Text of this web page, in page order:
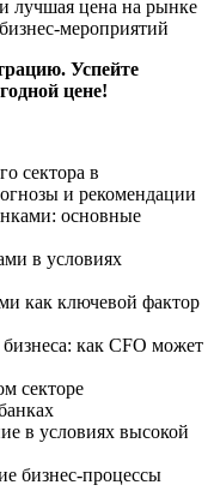
и лучшая цена на рынке
бизнес-мероприятий
Успейте
цене!
сектора в
и рекомендации
основные
в условиях
как ключевой фактор
как CFO может
секторе
в условиях высокой
бизнес-процессы